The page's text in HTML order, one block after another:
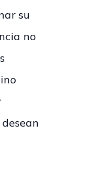
su
no